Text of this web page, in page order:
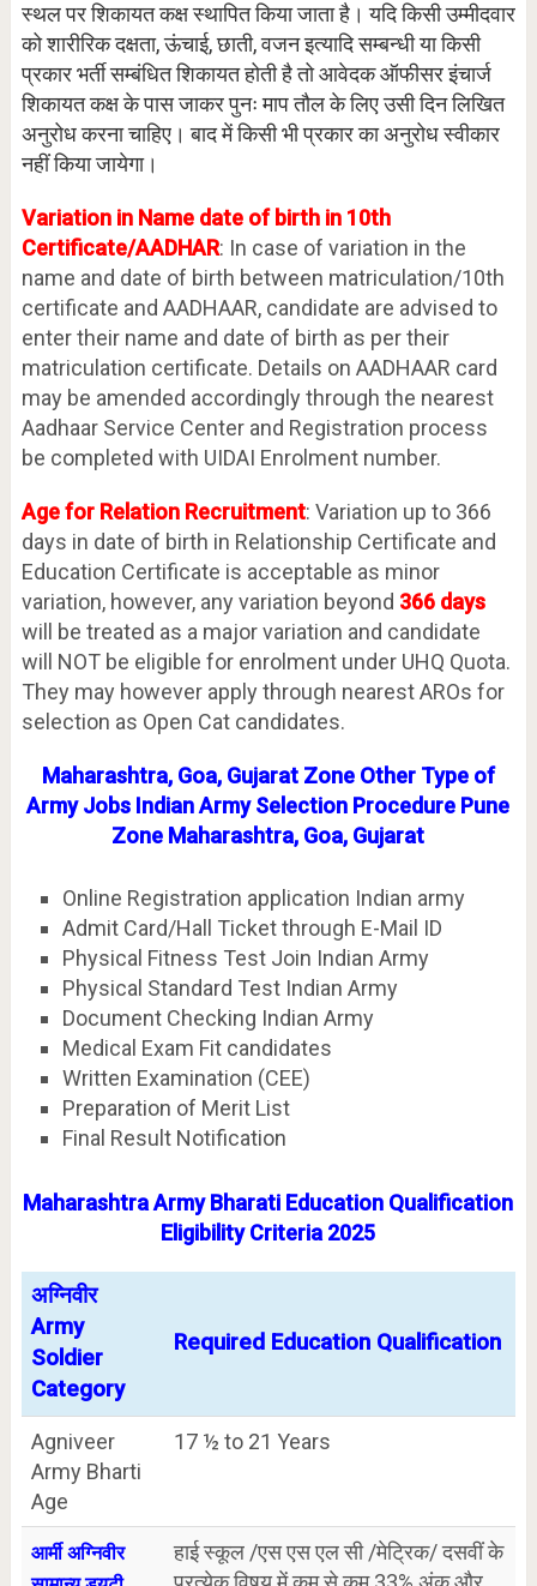
स्थल पर शिकायत कक्ष स्थापित किया जाता है। यदि किसी उम्मीदवार
को शारीरिक दक्षता, ऊंचाई, छाती, वजन इत्यादि सम्बन्धी या किसी
प्रकार भर्ती सम्बंधित शिकायत होती है तो आवेदक ऑफीसर इंचार्ज
शिकायत कक्ष के पास जाकर पुनः माप तौल के लिए उसी दिन लिखित
अनुरोध करना चाहिए। बाद में किसी भी प्रकार का अनुरोध स्वीकार
नहीं किया जायेगा।
Variation in Name date of birth in 10th
Certificate/AADHAR: In case of variation in the
name and date of birth between matriculation/10th
certificate and AADHAAR, candidate are advised to
enter their name and date of birth as per their
matriculation certificate. Details on AADHAAR card
may be amended accordingly through the nearest
Aadhaar Service Center and Registration process
be completed with UIDAI Enrolment number.
Age for Relation Recruitment: Variation up to 366
days in date of birth in Relationship Certificate and
Education Certificate is acceptable as minor
variation, however, any variation beyond 366 days
will be treated as a major variation and candidate
will NOT be eligible for enrolment under UHQ Quota.
They may however apply through nearest AROs for
selection as Open Cat candidates.
Maharashtra, Goa, Gujarat Zone Other Type of
Army Jobs Indian Army Selection Procedure Pune
Zone Maharashtra, Goa, Gujarat
Online Registration application Indian army
Admit Card/Hall Ticket through E-Mail ID
Physical Fitness Test Join Indian Army
Physical Standard Test Indian Army
Document Checking Indian Army
Medical Exam Fit candidates
Written Examination (CEE)
Preparation of Merit List
Final Result Notification
Maharashtra Army Bharati Education Qualification
Eligibility Criteria 2025
अग्निवीर
Army
Soldier
Category
Required Education Qualification
Agniveer
Army Bharti
Age
17 ½ to 21 Years
आर्मी अग्निवीर
हाई स्कूल /एस एस एल सी /मेट्रिक/ दसवीं के